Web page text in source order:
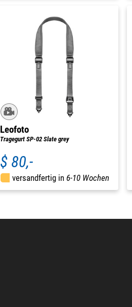
Leofoto
Tragegurt SP-02 Slate grey
$ 80,-
versandfertig in 6-10 Wochen